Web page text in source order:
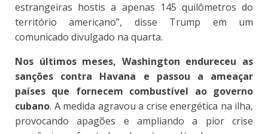
estrangeiras hostis a apenas 145 quilômetros do
território americano”, disse Trump em um
comunicado divulgado na quarta.
Nos últimos meses, Washington endureceu as
sanções contra Havana e passou a ameaçar
países que fornecem combustível ao governo
cubano. A medida agravou a crise energética na ilha,
provocando apagões e ampliando a pior crise